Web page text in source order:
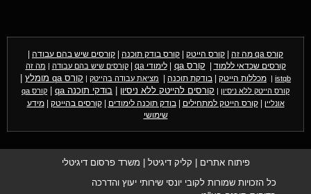
קורס qa מה זה קורס הייטק קורס בודק תוכנה קורסים שיש בהם עבודה
קורסים שכדאי ללמוד
קורס qa |לימודי qa |קורסים שיש בהם עבודה | מה זה
istqb
| מכללות הייטק בודקת תוכנה מציאת עבודה בהייטק | קורס qa מומלץ
קורס הייטק ללא ניסיון | קורסים להייטק ללא ניסיון בודקי תוכנה qa
קורס qa
אונליין
|קורס הייטק למתחילים בודק תוכנה לימודים |קורסים בהייטק |מידע
שימושי
פיתוח אתרים קליק דיגיטל
משרד פרסום דיגיטלי
כל הזכויות שמורות לקובי יונסי שירותי יעוץ והדרכה